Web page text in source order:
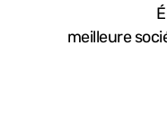
meilleure